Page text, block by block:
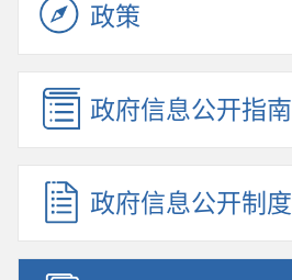
政策
政府信息公开指南
政府信息公开制度